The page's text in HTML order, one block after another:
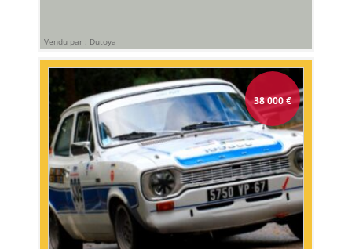
Vendu par : Dutoya
38 000€